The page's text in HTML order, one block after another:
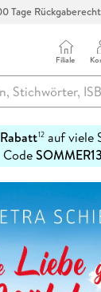
Filiale
12auf viele
CodeSOMMER13